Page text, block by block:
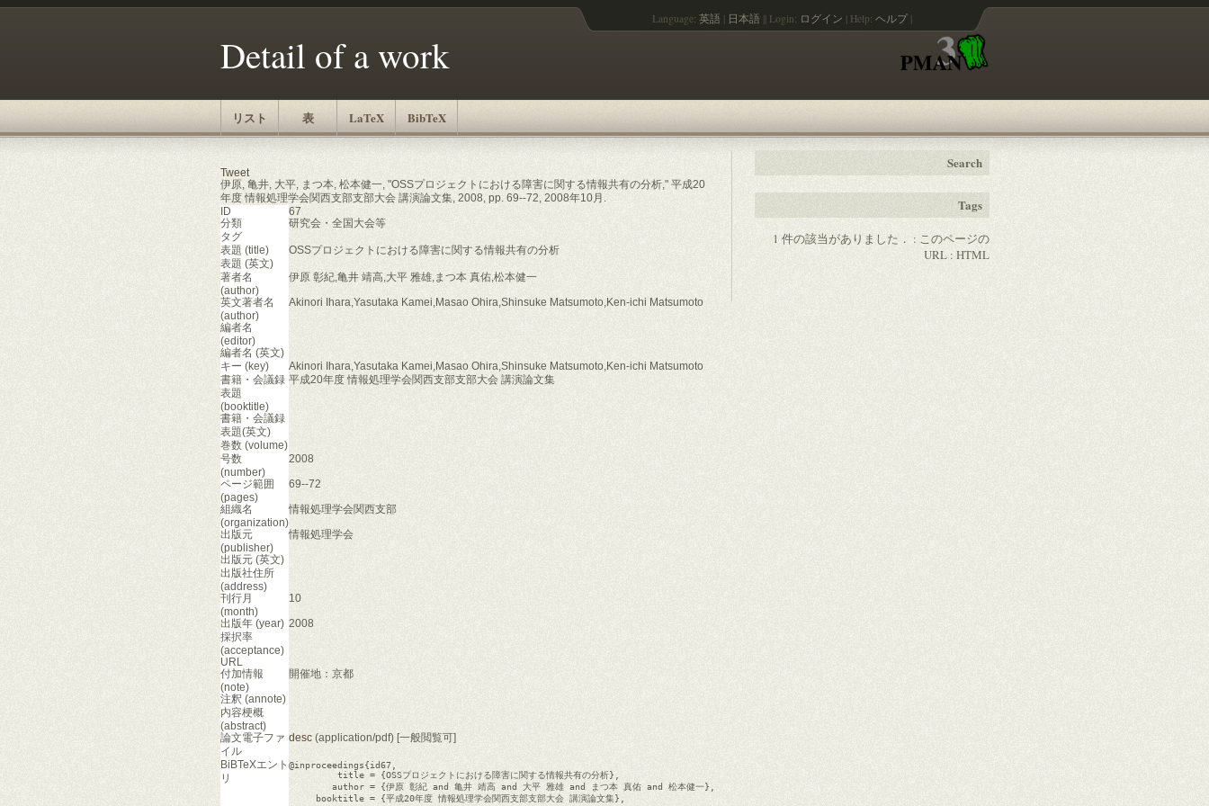
Language: 英語 | 日本語 || Login: ログイン | Help: ヘルプ |
Detail of a work
リスト 表 LaTeX BibTeX
Tweet
伊原, 亀井, 大平, まつ本, 松本健一, "OSSプロジェクトにおける障害に関する情報共有の分析," 平成20
年度 情報処理学会関西支部支部大会 講演論文集, 2008, pp. 69--72, 2008年10月.
ID
67
分類
研究会・全国大会等
タグ
表題 (title)
OSSプロジェクトにおける障害に関する情報共有の分析
表題 (英文)
著者名
(author)
伊原 彰紀,亀井 靖高,大平 雅雄,まつ本 真佑,松本健一
英文著者名
(author)
Akinori Ihara,Yasutaka Kamei,Masao Ohira,Shinsuke Matsumoto,Ken-ichi Matsumoto
編者名
(editor)
編者名 (英文)
キー (key)
Akinori Ihara,Yasutaka Kamei,Masao Ohira,Shinsuke Matsumoto,Ken-ichi Matsumoto
書籍・会議録
表題
(booktitle)
平成20年度 情報処理学会関西支部支部大会 講演論文集
書籍・会議録
表題(英文)
巻数 (volume)
号数
(number)
2008
ページ範囲
(pages)
69--72
組織名
(organization)
情報処理学会関西支部
出版元
(publisher)
情報処理学会
出版元 (英文)
出版社住所
(address)
刊行月
(month)
10
出版年 (year) 2008
採択率
(acceptance)
URL
付加情報
(note)
開催地：京都
注釈 (annote)
内容梗概
(abstract)
論文電子ファ
イル
desc(application/pdf) [一般閲覧可]
BiBTeXエント
リ
@inproceedings{id67,
         title = {OSSプロジェクトにおける障害に関する情報共有の分析},
        author = {伊原 彰紀 and 亀井 靖高 and 大平 雅雄 and まつ本 真佑 and 松本健一},
     booktitle = {平成20年度 情報処理学会関西支部支部大会 講演論文集},
Search
Tags
1 件の該当がありました． : このページの
URL: HTML